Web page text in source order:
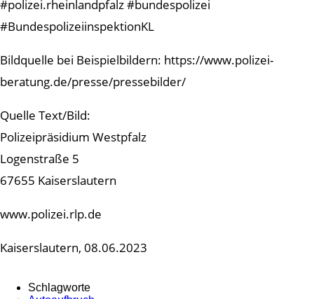
#polizei.rheinlandpfalz #bundespolizei
#BundespolizeiinspektionKL
Bildquelle bei Beispielbildern: https://www.polizei-
beratung.de/presse/pressebilder/
Quelle Text/Bild:
Polizeipräsidium Westpfalz
Logenstraße 5
67655 Kaiserslautern
www.polizei.rlp.de
Kaiserslautern, 08.06.2023
Schlagworte